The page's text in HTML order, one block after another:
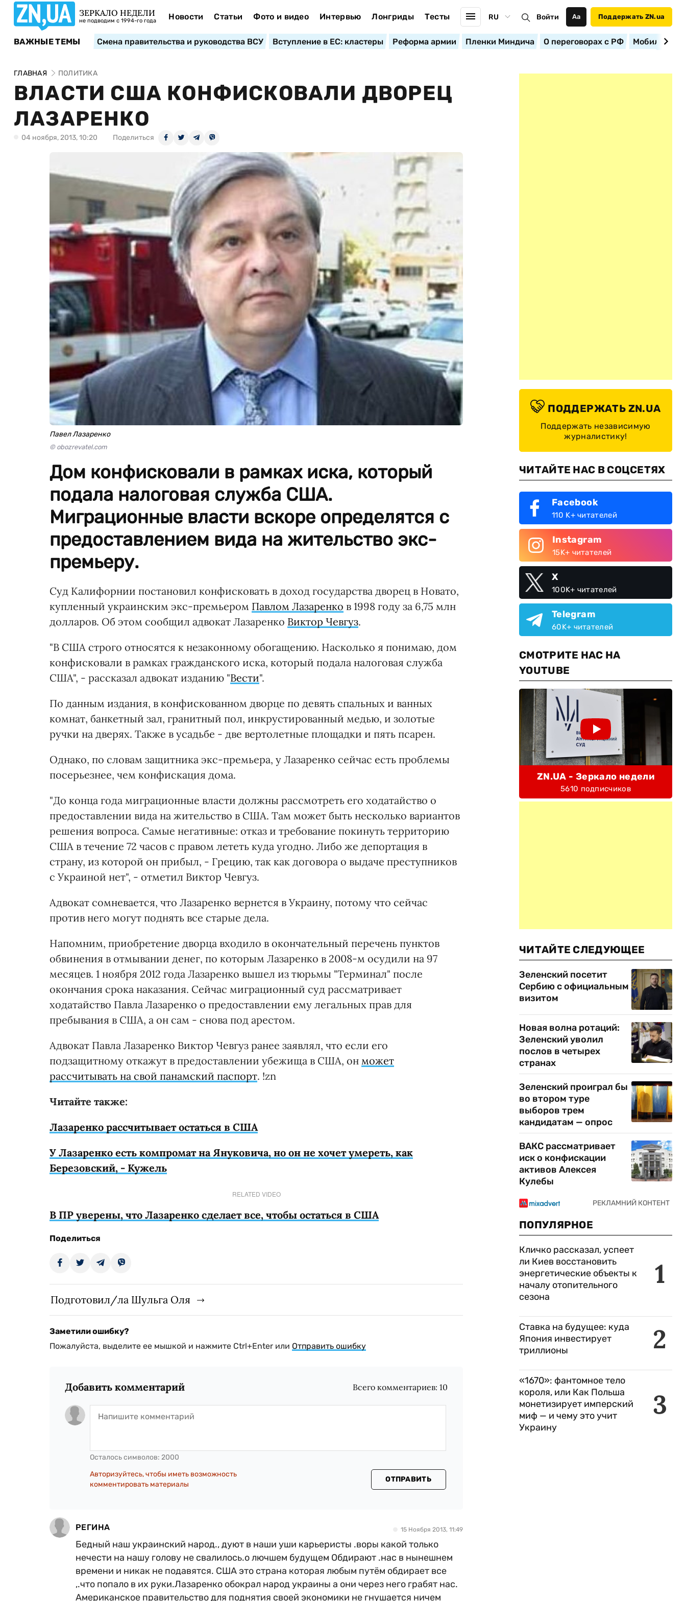
ЗЕРКАЛО НЕДЕЛИ
не подводим с 1994-го года Новости Статьи Фото и видео Интервью Лонгриды Тесты RU Войти Аа Поддержать ZN.ua
ВАЖНЫЕ ТЕМЫ Смена правительства и руководства ВСУ Вступление в ЕС: кластеры Реформа армии Пленки Миндича О переговорах с РФ
ГЛАВНАЯ ПОЛИТИКА
ВЛАСТИ США КОНФИСКОВАЛИ ДВОРЕЦ
ЛАЗАРЕНКО
04 ноября, 2013, 10:20 Поделиться
Павел Лазаренко
© obozrevatel.com
Дом конфисковали в рамках иска, который
подала налоговая служба США.
Миграционные власти вскоре определятся с
предоставлением вида на жительство экс-
премьеру.
Суд Калифорнии постановил конфисковать в доход государства дворец в Новато,
купленный украинским экс-премьером Павлом Лазаренко в 1998 году за 6,75 млн
долларов. Об этом сообщил адвокат Лазаренко Виктор Чевгуз.
"В США строго относятся к незаконному обогащению. Насколько я понимаю, дом
конфисковали в рамках гражданского иска, который подала налоговая служба
США", - рассказал адвокат изданию "Вести".
По данным издания, в конфискованном дворце по девять спальных и ванных
комнат, банкетный зал, гранитный пол, инкрустированный медью, и золотые
ручки на дверях. Также в усадьбе - две вертолетные площадки и пять псарен.
Однако, по словам защитника экс-премьера, у Лазаренко сейчас есть проблемы
посерьезнее, чем конфискация дома.
"До конца года миграционные власти должны рассмотреть его ходатайство о
предоставлении вида на жительство в США. Там может быть несколько вариантов
решения вопроса. Самые негативные: отказ и требование покинуть территорию
США в течение 72 часов с правом лететь куда угодно. Либо же депортация в
страну, из которой он прибыл, - Грецию, так как договора о выдаче преступников
с Украиной нет", - отметил Виктор Чевгуз.
Адвокат сомневается, что Лазаренко вернется в Украину, потому что сейчас
против него могут поднять все старые дела.
Напомним, приобретение дворца входило в окончательный перечень пунктов
обвинения в отмывании денег, по которым Лазаренко в 2008-м осудили на 97
месяцев. 1 ноября 2012 года Лазаренко вышел из тюрьмы "Терминал" после
окончания срока наказания. Сейчас миграционный суд рассматривает
ходатайство Павла Лазаренко о предоставлении ему легальных прав для
пребывания в США, а он сам - снова под арестом.
Адвокат Павла Лазаренко Виктор Чевгуз ранее заявлял, что если его
подзащитному откажут в предоставлении убежища в США, он может
рассчитывать на свой панамский паспорт. !zn
Читайте также:
Лазаренко рассчитывает остаться в США
У Лазаренко есть компромат на Януковича, но он не хочет умереть, как
Березовский, - Кужель
RELATED VIDEO
В ПР уверены, что Лазаренко сделает все, чтобы остаться в США
Поделиться
Подготовил/ла Шульга Оля
Заметили ошибку?
Пожалуйста, выделите ее мышкой и нажмите Ctrl+Enter или Отправить ошибку
Добавить комментарий Всего комментариев:10
Осталось символов: 2000
Авторизуйтесь, чтобы иметь возможность
комментировать материалы
ОТПРАВИТЬ
РЕГИНА 15 Ноября 2013, 11:49
Бедный наш украинский народ., дуют в наши уши карьеристы .воры какой только
нечести на нашу голову не свалилось.о лючшем будущем Обдирают .нас в нынешнем
времени и никак не подавятся. США это страна которая любым путём обдирает все
,.что попало в их руки.Лазаренко обокрал народ украины а они через него грабят нас.
Американское правительство для поднятия своей экономики не гнушается ничем
ПОДДЕРЖАТЬ ZN.UA
Поддержать независимую
журналистику!
ЧИТАЙТЕ НАС В СОЦСЕТЯХ
Facebook
110 K+ читателей
Instagram
15K+ читателей
X
100K+ читателей
Telegram
60K+ читателей
СМОТРИТЕ НАС НА
YOUTUBE
ZN.UA - Зеркало недели
5610 подписчиков
ЧИТАЙТЕ СЛЕДУЮЩЕЕ
Зеленский посетит
Сербию с официальным
визитом
Новая волна ротаций:
Зеленский уволил
послов в четырех
странах
Зеленский проиграл бы
во втором туре
выборов трем
кандидатам — опрос
ВАКС рассматривает
иск о конфискации
активов Алексея
Кулебы
ПОПУЛЯРНОЕ
1
Кличко рассказал, успеет
ли Киев восстановить
энергетические объекты к
началу отопительного
сезона
2
Ставка на будущее: куда
Япония инвестирует
триллионы
3
«1670»: фантомное тело
короля, или Как Польша
монетизирует имперский
миф — и чему это учит
Украину